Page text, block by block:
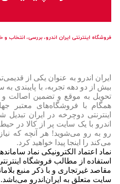
فروشگاه اینترنتی ایران‌ اندرو، بررسی، انتخاب و
ایران‌ اندرو به عنوان یکی از
بیش از دو دهه تجربه، با پایبندی
تحویل به موقع و تضمین اصالت
همگام با فروشگاه‌های معتبر
اینترنتی دوچرخه در ایران
اندرو با یک سایت پر از کالا در
رو به رو می‌شوید! هر آنچه که
می‌کند را اینجا پیدا خواهید کرد.
نماد اعتماد الکترونیکی نماد
استفاده از مطالب فروشگاه
مقاصد غیرتجاری و با ذکر منبع
سایت متعلق به ایران‌اندرو می‌باشد. Copyright © 2006 - 2026